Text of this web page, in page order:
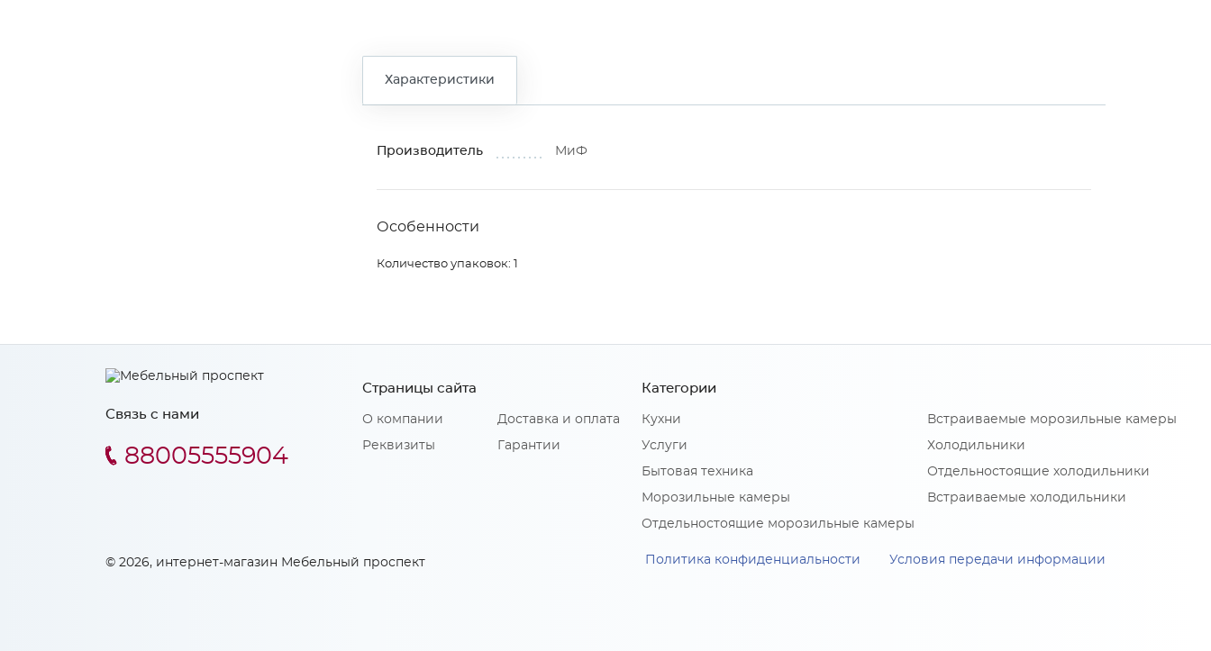
Характеристики
Производитель МиФ
Особенности
Количество упаковок: 1
Связь с нами
88005555904
Страницы сайта
О компании
Реквизиты
Доставка и оплата
Гарантии
Категории
Кухни
Услуги
Бытовая техника
Морозильные камеры
Отдельностоящие морозильные камеры
Встраиваемые морозильные камеры
Холодильники
Отдельностоящие холодильники
Встраиваемые холодильники
© 2026, интернет-магазин Мебельный проспект Политика конфиденциальности Условия передачи информации